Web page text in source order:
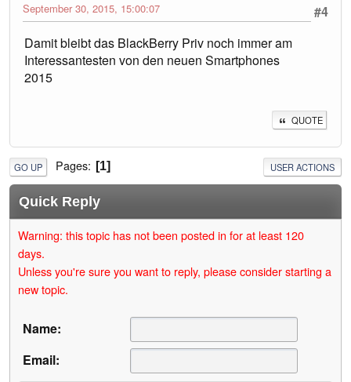
#4
September 30, 2015, 15:00:07
Damit bleibt das BlackBerry Priv noch immer am
Interessantesten von den neuen Smartphones
2015
QUOTE
GO UP Pages 1 USER ACTIONS
Quick Reply
Warning: this topic has not been posted in for at least 120
days.
Unless you're sure you want to reply, please consider starting a
new topic.
Name:
Email: